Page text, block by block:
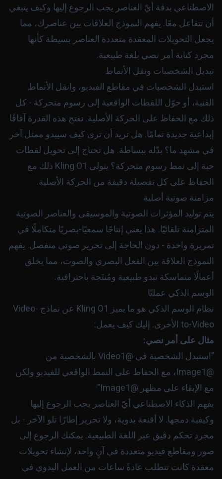
الاصطناعي بدقة أيّ العناصر يجب الرجوع إليها وكيف ينبغي
أن تتفاعل معًا. يفهم النموذج العلاقات بين عناصرك، مما
يجعل التحويلات المعقدة متعددة العناصر بسيطة كأنها
مجرد كتابة أمر نصي بلغة طبيعية.
تبديل الشخصيات ونقل الأنماط
استبدل الشخصيات في مقاطع الفيديو، وانقل الأنماط
الفنية، أو حوّل اللقطات الواقعية إلى رسوم متحركة - كل
ذلك مع الحفاظ على الحركة الأصلية. تفتح هذه القدرة آفاقًا
إبداعية جديدة تمامًا. هل تريد أن ترى كيف سيبدو ممثل آخر
في مشهد ما؟ بدّله ببساطة. هل تحتاج إلى تحويل لقطات
حية إلى نمط رسوم متحركة؟ يتولى Kling O1 ذلك مع
الحفاظ على كل تفصيلة دقيقة من الحركة الأصلية.
مزامنة صوتية أصلية
يتم توليد المؤثرات الصوتية والموسيقى والعناصر الصوتية
المتزامنة تلقائيًا. هذا يعني إنتاجًا سمعيًا-بصريًا متكاملًا في
تمريرة واحدة - دون الحاجة إلى تحرير صوتي منفصل. يفهم
النموذج العلاقة بين الفعل البصري والصوت، مما يخلق
أعمالًا متماسكة تبدو طبيعية ومُنتَجة باحترافية.
الوسم الذكي عمليًا
نظام الوسم الذكي هو ما يميز Kling O1 عن نماذج Video-
to-Video الأخرى. إليك كيف يعمل:
مثال على أمر نصي:
"استبدل الشخصية في @Video1 بالشخصية من
@Image1، مع الحفاظ على النمط الواقعي للفيديو ولكن
مع الإبقاء على مظهر @Image1"
يفهم الذكاء الاصطناعي أيّ العناصر يجب الرجوع إليها
وكيفية دمجها. لا أقنعة يدوية، ولا تحرير إطارًا تلو الآخر - بل
مجرد تحكم دقيق عبر اللغة الطبيعية. يمكنك الرجوع إلى
صور ومقاطع فيديو متعددة في آنٍ واحد، لإنشاء تحويلات
معقدة كانت تتطلب عادةً ساعات من العمل اليدوي في